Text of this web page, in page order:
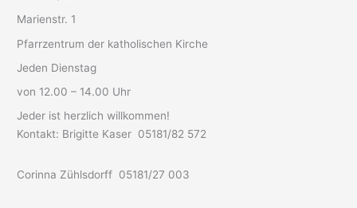
Marienstr. 1
Pfarrzentrum der katholischen Kirche
Jeden Dienstag
von 12.00 – 14.00 Uhr
Jeder ist herzlich willkommen!
Kontakt: Brigitte Kaser 05181/82 572
Corinna Zühlsdorff 05181/27 003